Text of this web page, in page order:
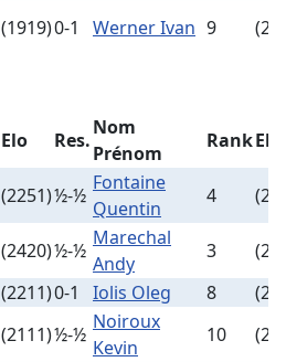
(1919)0-1 Werner Ivan 9
Elo Res.
Nom
Prénom
RankElo
(2251)½-½
Fontaine
Quentin
4
(2420)½-½
Marechal
Andy
3
(2211)0-1 Iolis Oleg 8
(2111)½-½
Noiroux
Kevin
10